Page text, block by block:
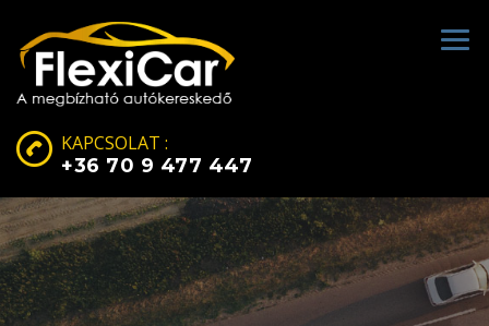
KAPCSOLAT :
+36 70 9 477 447